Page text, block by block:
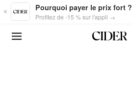
Skip to main content
Pourquoi payer le prix fort ?
Profitez de -15 % sur l'appli →